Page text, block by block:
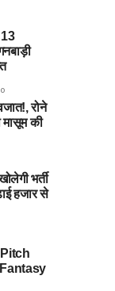
13
रोने
की
भर्ती
हजार से